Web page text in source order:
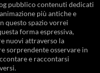
pubblico contenuti dedicati
più antiche e
questo spazio vorrei
forma espressiva,
nuovi attraverso la
sorprendente osservare in
e raccontarsi